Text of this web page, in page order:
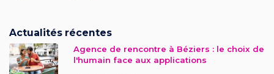
Actualités récentes
Agence de rencontre à Béziers : le choix de
l'humain face aux applications